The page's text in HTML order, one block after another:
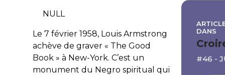
NULL
Le 7 février 1958, Louis Armstrong
achève de graver « The Good
Book » à New-York. C’est un
monument du Negro spiritual qui
DANS
#46 -